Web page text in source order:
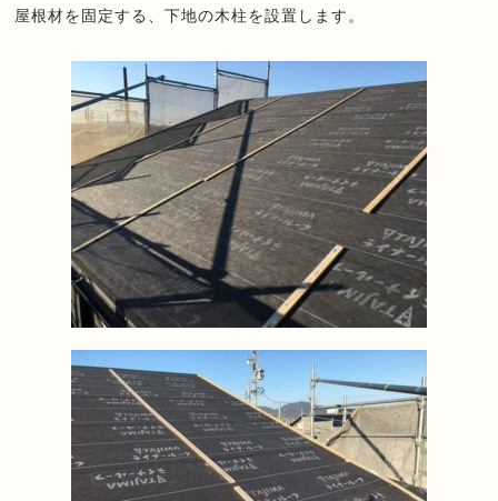
屋根材を固定する、下地の木柱を設置します。